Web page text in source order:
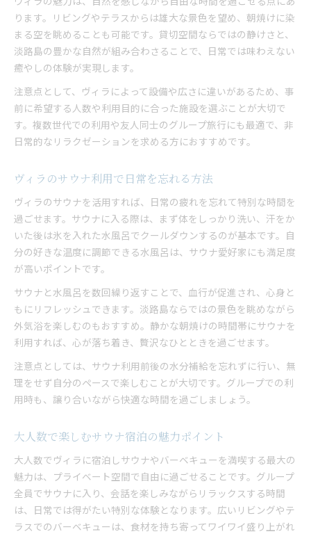
ります。リビングやテラスからは雄大な景色を望め、朝焼けに染
まる空を眺めることも可能です。貸切空間ならではの静けさと、
淡路島の豊かな自然が組み合わさることで、日常では味わえない
癒やしの体験が実現します。
注意点として、ヴィラによって設備や広さに違いがあるため、事
前に希望する人数や利用目的に合った施設を選ぶことが大切で
す。複数世代での利用や友人同士のグループ旅行にも最適で、非
日常的なリラクゼーションを求める方におすすめです。
ヴィラのサウナ利用で日常を忘れる方法
ヴィラのサウナを活用すれば、日常の疲れを忘れて特別な時間を
過ごせます。サウナに入る際は、まず体をしっかり洗い、汗をか
いた後は氷を入れた水風呂でクールダウンするのが基本です。自
分の好きな温度に調節できる水風呂は、サウナ愛好家にも満足度
が高いポイントです。
サウナと水風呂を数回繰り返すことで、血行が促進され、心身と
もにリフレッシュできます。淡路島ならではの景色を眺めながら
外気浴を楽しむのもおすすめ。静かな朝焼けの時間帯にサウナを
利用すれば、心が落ち着き、贅沢なひとときを過ごせます。
注意点としては、サウナ利用前後の水分補給を忘れずに行い、無
理をせず自分のペースで楽しむことが大切です。グループでの利
用時も、譲り合いながら快適な時間を過ごしましょう。
大人数で楽しむサウナ宿泊の魅力ポイント
大人数でヴィラに宿泊しサウナやバーベキューを満喫する最大の
魅力は、プライベート空間で自由に過ごせることです。グループ
全員でサウナに入り、会話を楽しみながらリラックスする時間
は、日常では得がたい特別な体験となります。広いリビングやテ
ラスでのバーベキューは、食材を持ち寄ってワイワイ盛り上がれ